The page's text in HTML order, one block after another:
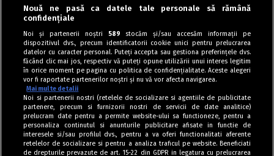
Nouă ne pasă ca datele tale personale să rămână
confidențiale
Noi și partenerii noștri 589 stocăm și/sau accesăm informații pe
dispozitivul dvs., precum identificatorii cookie unici pentru prelucrarea
datelor cu caracter personal. Puteți accepta sau gestiona preferințele dvs.
făcând clic mai jos, respectiv vă puteți opune utilizării unui interes legitim
în orice moment pe pagina cu politica de confidențialitate. Aceste alegeri
vor fi raportate partenerilor noștri și nu vă vor afecta navigarea.
Mai multe detalii
Noi si partenerii nostri (retelele de socializare si agentiile de publicitate
partenere, precum si furnizorii nostri de servicii de date analitice)
prelucram date pentru a permite website-ului sa functioneze, pentru a
personaliza continutul si anunturile publicitare afisate in functie de
interesele si/sau profilul dvs., pentru a va oferi functionalitati aferente
retelelor de socializare si pentru a analiza traficul pe website. Beneficiati
de drepturile prevazute de art. 15-22 din GDPR in legatura cu prelucrarea